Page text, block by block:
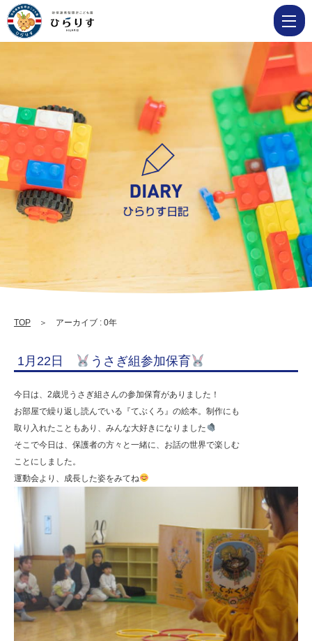
12
校
法
人
明
善
学
幼
保
型
認
定
こ
ど
園
ら
り
す
TOP ＞ アーカイブ : 0年
1月22日 うさぎ組参加保育
今日は、2歳児うさぎ組さんの参加保育がありました！
お部屋で繰り返し読んでいる『てぶくろ』の絵本。制作にも
取り入れたこともあり、みんな大好きになりました
そこで今日は、保護者の方々と一緒に、お話の世界で楽しむ
ことにしました。
運動会より、成長した姿をみてね